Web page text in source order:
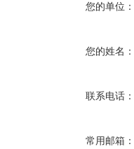
您的单位：
您的姓名：
联系电话：
常用邮箱：